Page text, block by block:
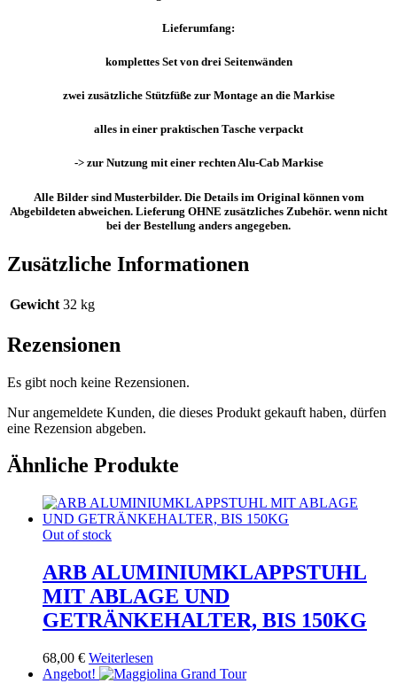
Lieferumfang:
komplettes Set von drei Seitenwänden
zwei zusätzliche Stützfüße zur Montage an die Markise
alles in einer praktischen Tasche verpackt
-> zur Nutzung mit einer rechten Alu-Cab Markise
Alle Bilder sind Musterbilder. Die Details im Original können vom
Abgebildeten abweichen. Lieferung OHNE zusätzliches Zubehör. wenn nicht
bei der Bestellung anders angegeben.
Zusätzliche Informationen
Gewicht 32 kg
Rezensionen
Es gibt noch keine Rezensionen.
Nur angemeldete Kunden, die dieses Produkt gekauft haben, dürfen
eine Rezension abgeben.
Ähnliche Produkte
Out of stock
ARB ALUMINIUMKLAPPSTUHL
MIT ABLAGE UND
GETRÄNKEHALTER, BIS 150KG
68,00 € Weiterlesen
Angebot!